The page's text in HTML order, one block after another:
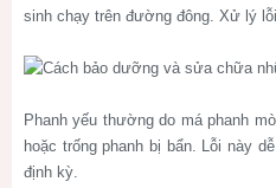
sinh chạy trên đường đông. Xử lý
Phanh yếu thường do má phanh
hoặc trống phanh bị bẩn. Lỗi này
định kỳ.